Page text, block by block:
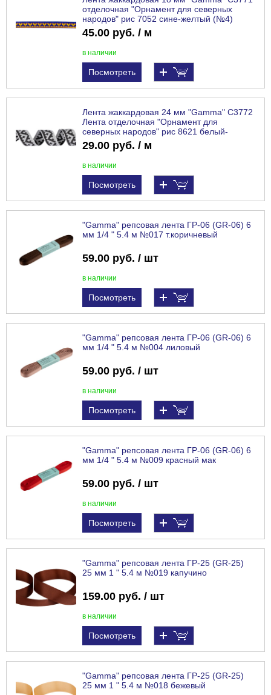
отделочная "Орнамент для северных
народов" рис 7052 сине-желтый (№4)
45.00 руб. / м
в наличии
Посмотреть
Лента жаккардовая 24 мм "Gamma" С3772
Лента отделочная "Орнамент для
северных народов" рис 8621 белый-
черный
29.00 руб. / м
в наличии
Посмотреть
"Gamma" репсовая лента ГР-06 (GR-06) 6
мм 1/4 " 5.4 м №017 т.коричневый
59.00 руб. / шт
в наличии
Посмотреть
"Gamma" репсовая лента ГР-06 (GR-06) 6
мм 1/4 " 5.4 м №004 лиловый
59.00 руб. / шт
в наличии
Посмотреть
"Gamma" репсовая лента ГР-06 (GR-06) 6
мм 1/4 " 5.4 м №009 красный мак
59.00 руб. / шт
в наличии
Посмотреть
"Gamma" репсовая лента ГР-25 (GR-25)
25 мм 1 " 5.4 м №019 капучино
159.00 руб. / шт
в наличии
Посмотреть
"Gamma" репсовая лента ГР-25 (GR-25)
25 мм 1 " 5.4 м №018 бежевый